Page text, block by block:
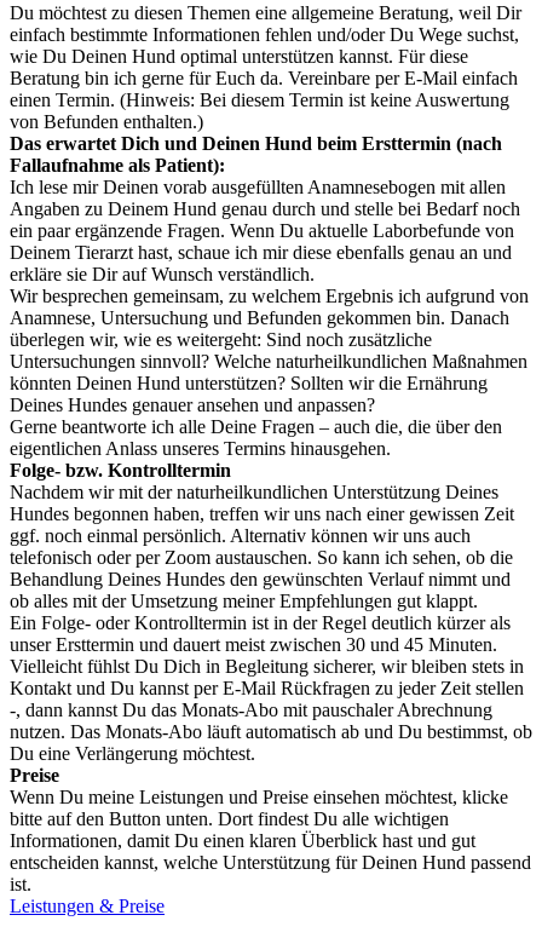
Du möchtest zu diesen Themen eine allgemeine Beratung, weil Dir
einfach bestimmte Informationen fehlen und/oder Du Wege suchst,
wie Du Deinen Hund optimal unterstützen kannst. Für diese
Beratung bin ich gerne für Euch da. Vereinbare per E-Mail einfach
einen Termin. (Hinweis: Bei diesem Termin ist keine Auswertung
von Befunden enthalten.)
Das erwartet Dich und Deinen Hund beim Ersttermin (nach
Fallaufnahme als Patient):
Ich lese mir Deinen vorab ausgefüllten Anamnesebogen mit allen
Angaben zu Deinem Hund genau durch und stelle bei Bedarf noch
ein paar ergänzende Fragen. Wenn Du aktuelle Laborbefunde von
Deinem Tierarzt hast, schaue ich mir diese ebenfalls genau an und
erkläre sie Dir auf Wunsch verständlich.
Wir besprechen gemeinsam, zu welchem Ergebnis ich aufgrund von
Anamnese, Untersuchung und Befunden gekommen bin. Danach
überlegen wir, wie es weitergeht: Sind noch zusätzliche
Untersuchungen sinnvoll? Welche naturheilkundlichen Maßnahmen
könnten Deinen Hund unterstützen? Sollten wir die Ernährung
Deines Hundes genauer ansehen und anpassen?
Gerne beantworte ich alle Deine Fragen – auch die, die über den
eigentlichen Anlass unseres Termins hinausgehen.
Folge- bzw. Kontrolltermin
Nachdem wir mit der naturheilkundlichen Unterstützung Deines
Hundes begonnen haben, treffen wir uns nach einer gewissen Zeit
ggf. noch einmal persönlich. Alternativ können wir uns auch
telefonisch oder per Zoom austauschen. So kann ich sehen, ob die
Behandlung Deines Hundes den gewünschten Verlauf nimmt und
ob alles mit der Umsetzung meiner Empfehlungen gut klappt.
Ein Folge- oder Kontrolltermin ist in der Regel deutlich kürzer als
unser Ersttermin und dauert meist zwischen 30 und 45 Minuten.
Vielleicht fühlst Du Dich in Begleitung sicherer, wir bleiben stets in
Kontakt und Du kannst per E-Mail Rückfragen zu jeder Zeit stellen
-, dann kannst Du das Monats-Abo mit pauschaler Abrechnung
nutzen. Das Monats-Abo läuft automatisch ab und Du bestimmst, ob
Du eine Verlängerung möchtest.
Preise
Wenn Du meine Leistungen und Preise einsehen möchtest, klicke
bitte auf den Button unten. Dort findest Du alle wichtigen
Informationen, damit Du einen klaren Überblick hast und gut
entscheiden kannst, welche Unterstützung für Deinen Hund passend
ist.
Leistungen & Preise